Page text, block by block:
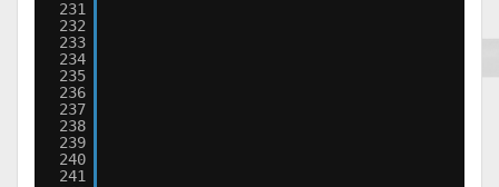
231
232
233
234
235
236
237
238
239
240
241